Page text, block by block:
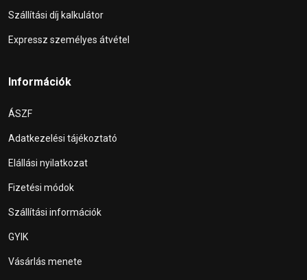
Szállítási díj kalkulátor
Expressz személyes átvétel
Információk
ÁSZF
Adatkezelési tájékoztató
Elállási nyilatkozat
Fizetési módok
Szállítási információk
GYIK
Vásárlás menete